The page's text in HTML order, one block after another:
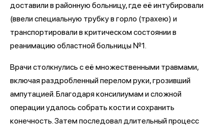
доставили в районную больницу, где её интубировали
(ввели специальную трубку в горло (трахею) и
транспортировали в критическом состоянии в
реанимацию областной больницы №1.
Врачи столкнулись с её множественными травмами,
включая раздробленный перелом руки, грозивший
ампутацией. Благодаря консилиумам и сложной
операции удалось собрать кости и сохранить
конечность. Затем последовал длительный процесс